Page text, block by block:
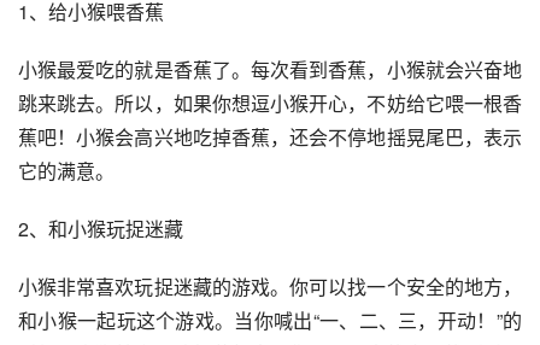
1、给小猴喂香蕉
小猴最爱吃的就是香蕉了。每次看到香蕉，小猴就会兴奋地
跳来跳去。所以，如果你想逗小猴开心，不妨给它喂一根香
蕉吧！小猴会高兴地吃掉香蕉，还会不停地摇晃尾巴，表示
它的满意。
2、和小猴玩捉迷藏
小猴非常喜欢玩捉迷藏的游戏。你可以找一个安全的地方，
和小猴一起玩这个游戏。当你喊出“一、二、三，开动！”的